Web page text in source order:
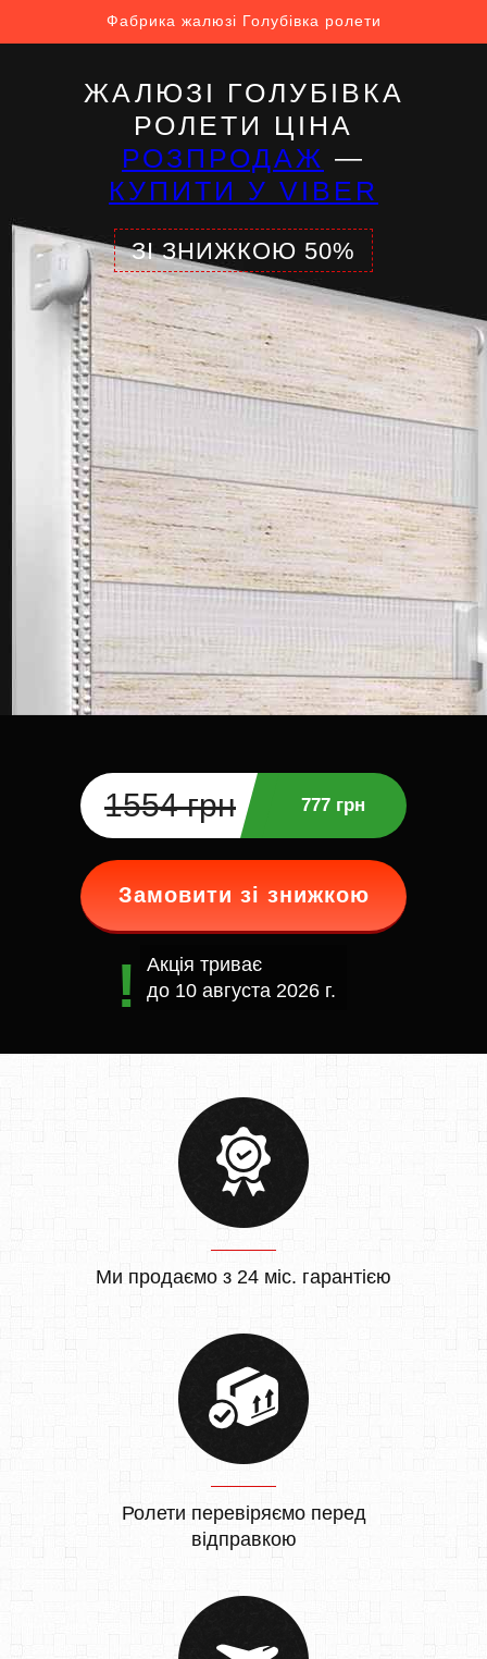
Фабрика жалюзі Голубівка ролети
ЖАЛЮЗІ ГОЛУБІВКА
РОЛЕТИ ЦІНА
РОЗПРОДАЖ —
КУПИТИ У VIBER
ЗІ ЗНИЖКОЮ 50%
1554 грн 777 грн
Замовити зі знижкою
Акція триває
до 10 августа 2026 г.
Ми продаємо з 24 міс. гарантією
Ролети перевіряємо перед
відправкою